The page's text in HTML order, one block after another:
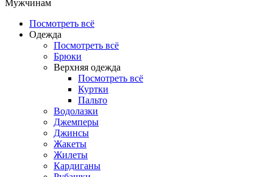
Мужчинам
Посмотреть всё
Одежда
Посмотреть всё
Брюки
Верхняя одежда
Посмотреть всё
Куртки
Пальто
Водолазки
Джемперы
Джинсы
Жакеты
Жилеты
Кардиганы